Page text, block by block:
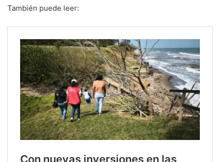
También puede leer: